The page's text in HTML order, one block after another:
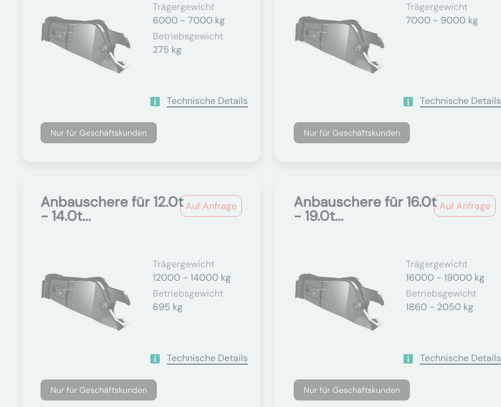
Trägergewicht
6000 - 7000 kg
Betriebsgewicht
275 kg
Technische Details
Nur für Geschäftskunden
Trägergewicht
7000 - 9000 kg
Technische Details
Nur für Geschäftskunden
Auf Anfrage
Anbauschere für 12.0t
- 14.0t...
Trägergewicht
12000 - 14000 kg
Betriebsgewicht
695 kg
Technische Details
Nur für Geschäftskunden
Auf Anfrage
Anbauschere für 16.0t
- 19.0t...
Trägergewicht
16000 - 19000 kg
Betriebsgewicht
1860 - 2050 kg
Technische Details
Nur für Geschäftskunden